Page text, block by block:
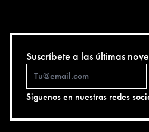
Suscríbete a las últimas
Siguenos en nuestras redes